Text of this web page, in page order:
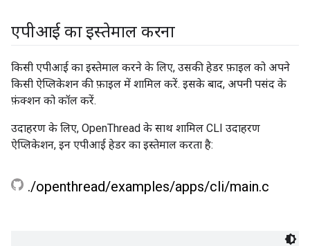
एपीआई का इस्तेमाल करना
किसी एपीआई का इस्तेमाल करने के लिए, उसकी हेडर फ़ाइल को अपने
किसी ऐप्लिकेशन की फ़ाइल में शामिल करें. इसके बाद, अपनी पसंद के
फ़ंक्शन को कॉल करें.
उदाहरण के लिए, OpenThread के साथ शामिल CLI उदाहरण
ऐप्लिकेशन, इन एपीआई हेडर का इस्तेमाल करता है:
./openthread/examples/apps/cli/main.c